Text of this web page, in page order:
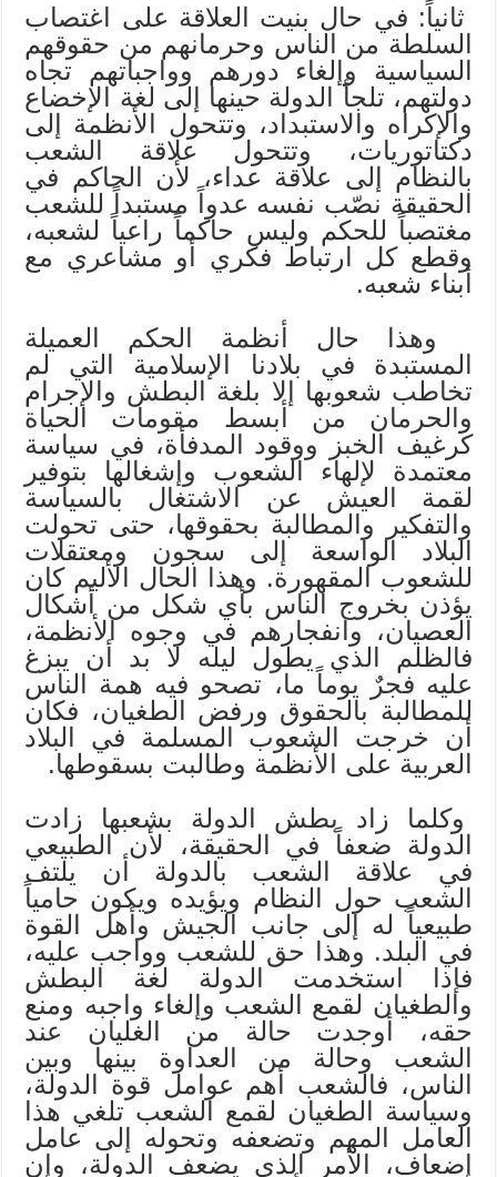
ثانياً: في حال بنيت العلاقة على اغتصاب
السلطة من الناس وحرمانهم من حقوقهم
السياسية وإلغاء دورهم وواجباتهم تجاه
دولتهم، تلجأ الدولة حينها إلى لغة الإخضاع
والإكراه والاستبداد، وتتحول الأنظمة إلى
دكتاتوريات، وتتحول علاقة الشعب
بالنظام إلى علاقة عداء، لأن الحاكم في
الحقيقة نصّب نفسه عدواً مستبداً للشعب
مغتصباً للحكم وليس حاكماً راعياً لشعبه،
وقطع كل ارتباط فكري أو مشاعري مع
أبناء شعبه.
وهذا حال أنظمة الحكم العميلة
المستبدة في بلادنا الإسلامية التي لم
تخاطب شعوبها إلا بلغة البطش والإجرام
والحرمان من أبسط مقومات الحياة
كرغيف الخبز ووقود المدفأة، في سياسة
معتمدة لإلهاء الشعوب وإشغالها بتوفير
لقمة العيش عن الاشتغال بالسياسة
والتفكير والمطالبة بحقوقها، حتى تحولت
البلاد الواسعة إلى سجون ومعتقلات
للشعوب المقهورة. وهذا الحال الأليم كان
يؤذن بخروج الناس بأي شكل من أشكال
العصيان، وانفجارهم في وجوه الأنظمة،
فالظلم الذي يطول ليله لا بد أن يبزغ
عليه فجرٌ يوماً ما، تصحو فيه همة الناس
للمطالبة بالحقوق ورفض الطغيان، فكان
أن خرجت الشعوب المسلمة في البلاد
العربية على الأنظمة وطالبت بسقوطها.
وكلما زاد بطش الدولة بشعبها زادت
الدولة ضعفاً في الحقيقة، لأن الطبيعي
في علاقة الشعب بالدولة أن يلتف
الشعب حول النظام ويؤيده ويكون حامياً
طبيعياً له إلى جانب الجيش وأهل القوة
في البلد. وهذا حق للشعب وواجب عليه،
فإذا استخدمت الدولة لغة البطش
والطغيان لقمع الشعب وإلغاء واجبه ومنع
حقه، أوجدت حالة من الغليان عند
الشعب وحالة من العداوة بينها وبين
الناس، فالشعب أهم عوامل قوة الدولة،
وسياسة الطغيان لقمع الشعب تلغي هذا
العامل المهم وتضعفه وتحوله إلى عامل
إضعاف، الأمر الذي يضعف الدولة، وإن